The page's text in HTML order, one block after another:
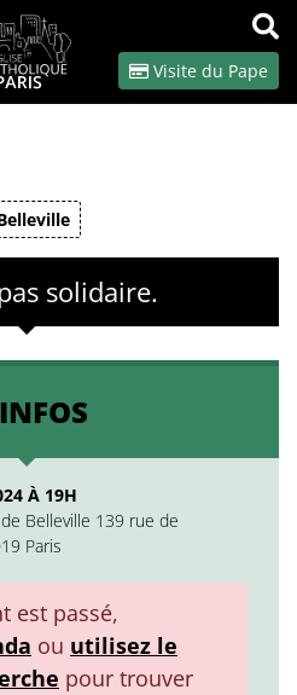
OK
Visite du Pape
solidaire.
À 19H
Belleville 139 rue de
Paris
est passé,
ou utilisez le
pour trouver